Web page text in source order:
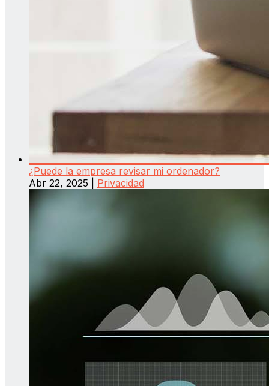
¿Puede la empresa revisar mi ordenador?
Abr 22, 2025
Privacidad